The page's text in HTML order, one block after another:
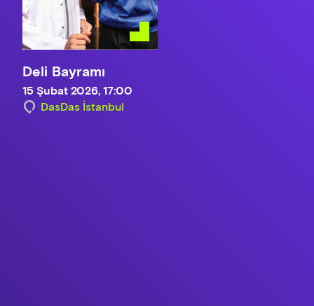
Deli Bayramı
15 Şubat 2026, 17:00
DasDas İstanbul